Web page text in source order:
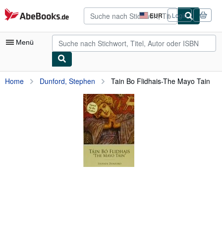
Zum Hauptinhalt
AbeBooks.de EUR
Seite
der
Einkaufseinstellungen.
Login
Menü
Nutzerkonto
Kunst & Sammlerstücke
Home Dunford, Stephen Tain Bo Flidhais-The Mayo Tain